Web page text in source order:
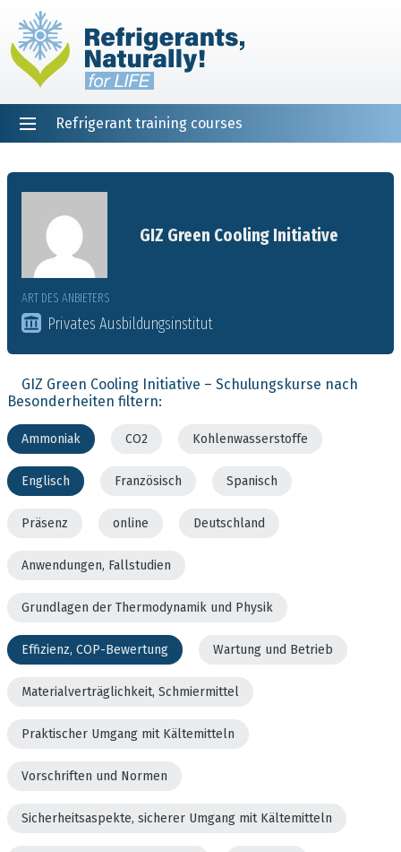
Refrigerant training courses
GIZ Green Cooling Initiative
ART DES ANBIETERS
Privates Ausbildungsinstitut
GIZ Green Cooling Initiative – Schulungskurse nach
Besonderheiten filtern:
Ammoniak CO2 Kohlenwasserstoffe
Englisch Französisch Spanisch
Präsenz online Deutschland
Anwendungen, Fallstudien
Grundlagen der Thermodynamik und Physik
Effizienz, COP-Bewertung Wartung und Betrieb
Materialverträglichkeit, Schmiermittel
Praktischer Umgang mit Kältemitteln
Vorschriften und Normen
Sicherheitsaspekte, sicherer Umgang mit Kältemitteln